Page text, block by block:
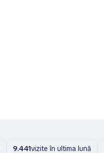
9.441vizite în ultima lună